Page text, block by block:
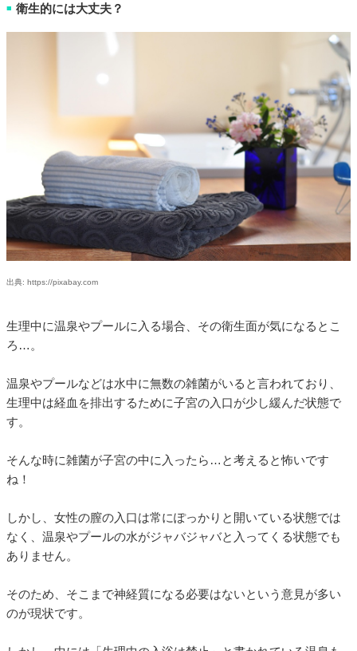
■ 衛生的には大丈夫？
出典: https://pixabay.com
生理中に温泉やプールに入る場合、その衛生面が気になるとこ
ろ…。
温泉やプールなどは水中に無数の雑菌がいると言われており、
生理中は経血を排出するために子宮の入口が少し緩んだ状態で
す。
そんな時に雑菌が子宮の中に入ったら…と考えると怖いです
ね！
しかし、女性の膣の入口は常にぽっかりと開いている状態では
なく、温泉やプールの水がジャバジャバと入ってくる状態でも
ありません。
そのため、そこまで神経質になる必要はないという意見が多い
のが現状です。